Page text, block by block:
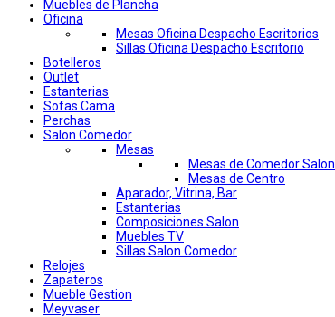
Muebles de Plancha
Oficina
Mesas Oficina Despacho Escritorios
Sillas Oficina Despacho Escritorio
Botelleros
Outlet
Estanterias
Sofas Cama
Perchas
Salon Comedor
Mesas
Mesas de Comedor Salon
Mesas de Centro
Aparador, Vitrina, Bar
Estanterias
Composiciones Salon
Muebles TV
Sillas Salon Comedor
Relojes
Zapateros
Mueble Gestion
Meyvaser